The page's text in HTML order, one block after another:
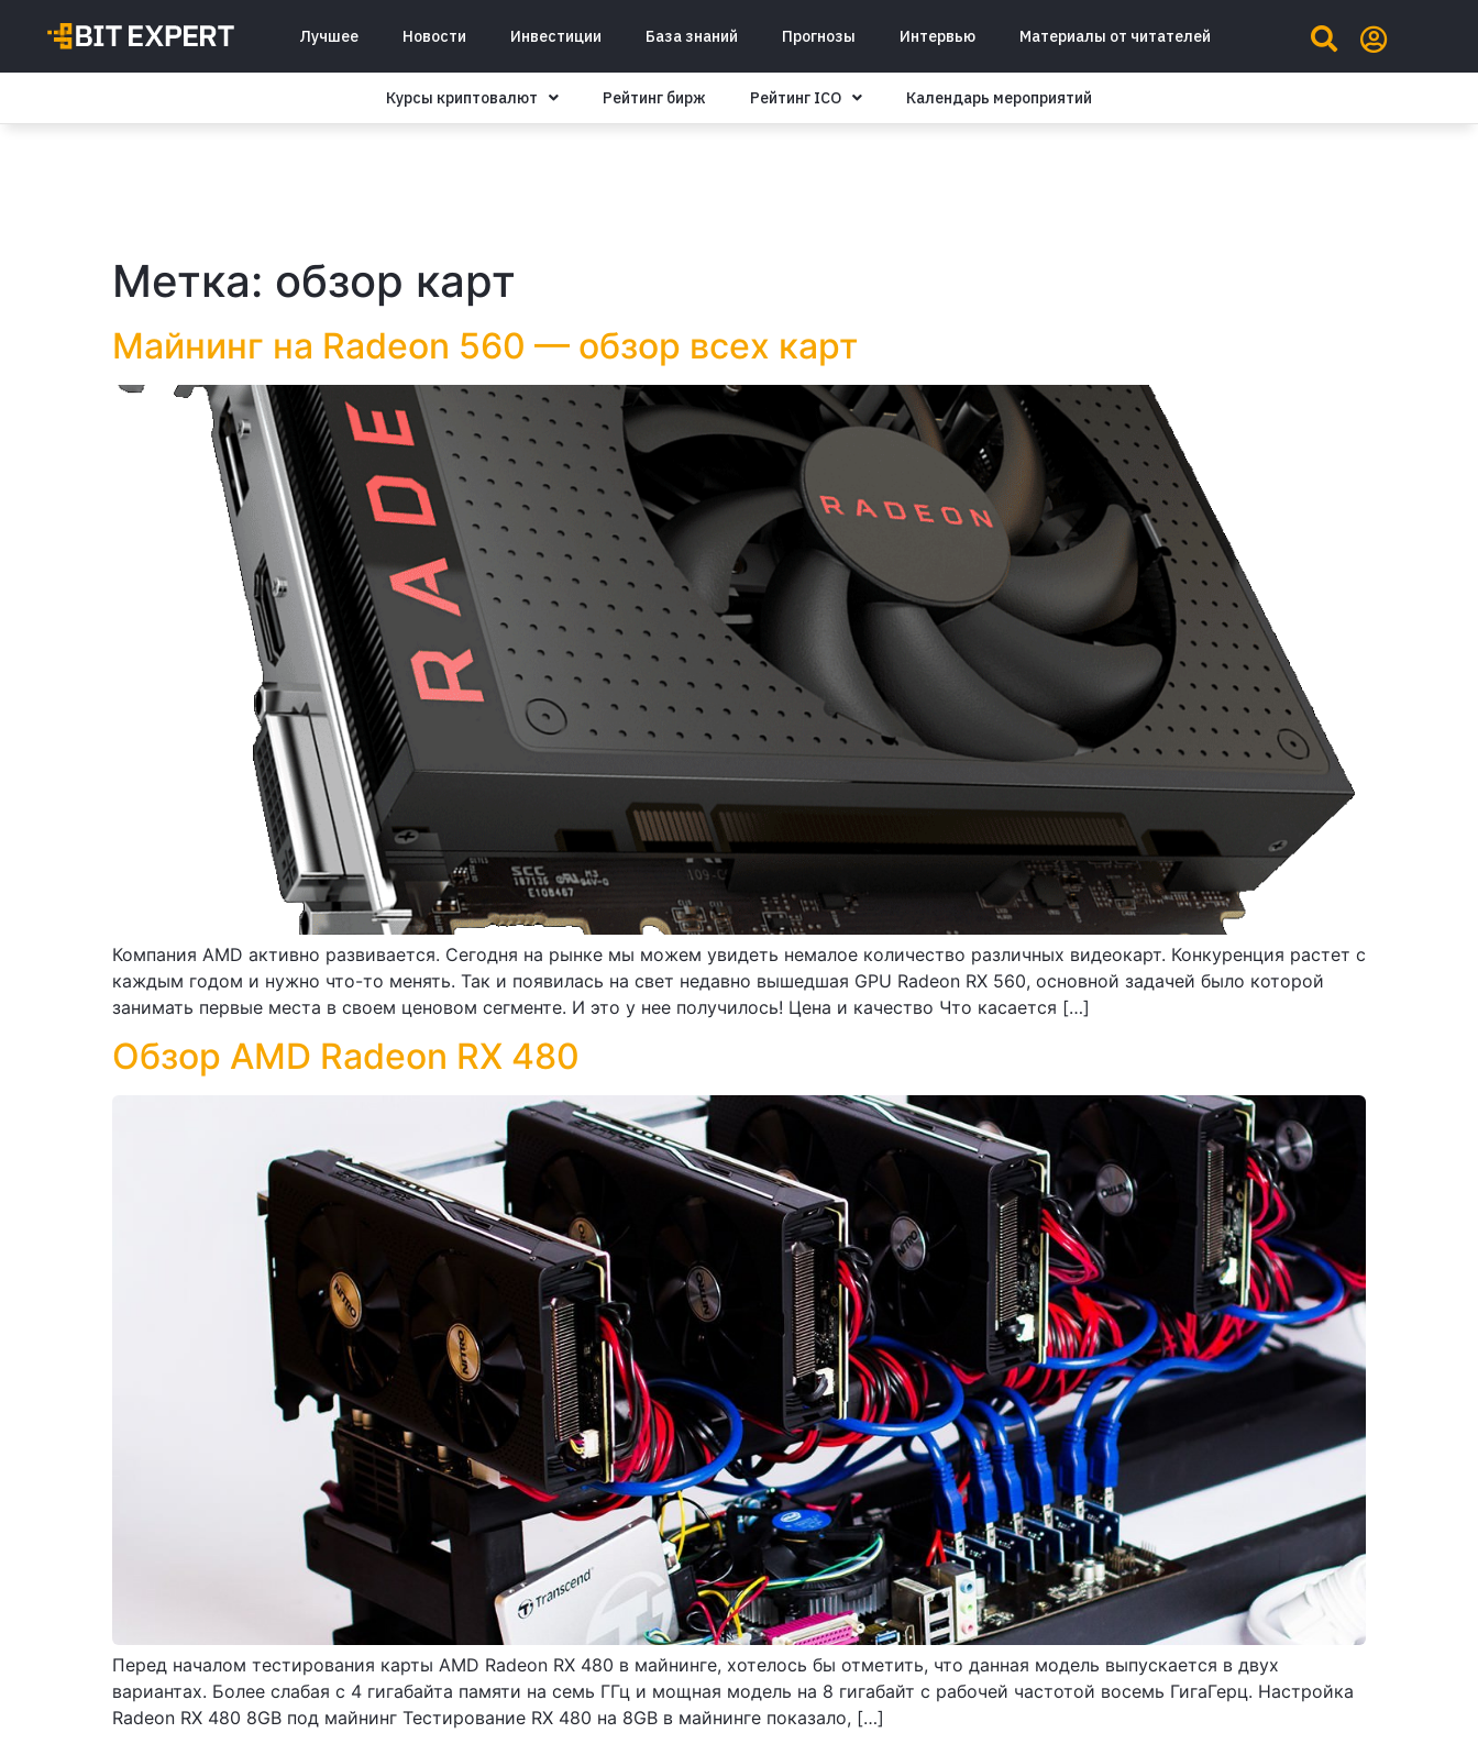
Лучшее Новости Инвестиции База знаний Прогнозы Интервью Материалы от читателей
Курсы криптовалют Рейтинг бирж Рейтинг ICO Календарь мероприятий
Метка: обзор карт
Майнинг на Radeon 560 — обзор всех карт
Компания AMD активно развивается. Сегодня на рынке мы можем увидеть немалое количество различных видеокарт. Конкуренция растет с
каждым годом и нужно что-то менять. Так и появилась на свет недавно вышедшая GPU Radeon RX 560, основной задачей было которой
занимать первые места в своем ценовом сегменте. И это у нее получилось! Цена и качество Что касается […]
Обзор AMD Radeon RX 480
Перед началом тестирования карты AMD Radeon RX 480 в майнинге, хотелось бы отметить, что данная модель выпускается в двух
вариантах. Более слабая с 4 гигабайта памяти на семь ГГц и мощная модель на 8 гигабайт с рабочей частотой восемь ГигаГерц. Настройка
Radeon RX 480 8GB под майнинг Тестирование RX 480 на 8GB в майнинге показало, […]